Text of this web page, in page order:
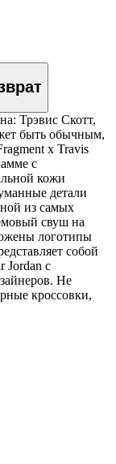
Трэвис Скотт,
быть обычным,
x Travis
с
кожи
детали
из самых
свуш на
логотипы
собой
Jordan с
Не
кроссовки,